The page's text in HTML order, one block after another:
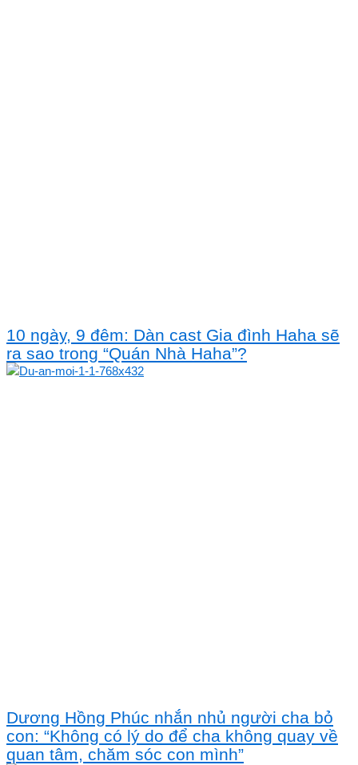
10 ngày, 9 đêm: Dàn cast Gia đình Haha sẽ
ra sao trong “Quán Nhà Haha”?
Dương Hồng Phúc nhắn nhủ người cha bỏ
con: “Không có lý do để cha không quay về
quan tâm, chăm sóc con mình”